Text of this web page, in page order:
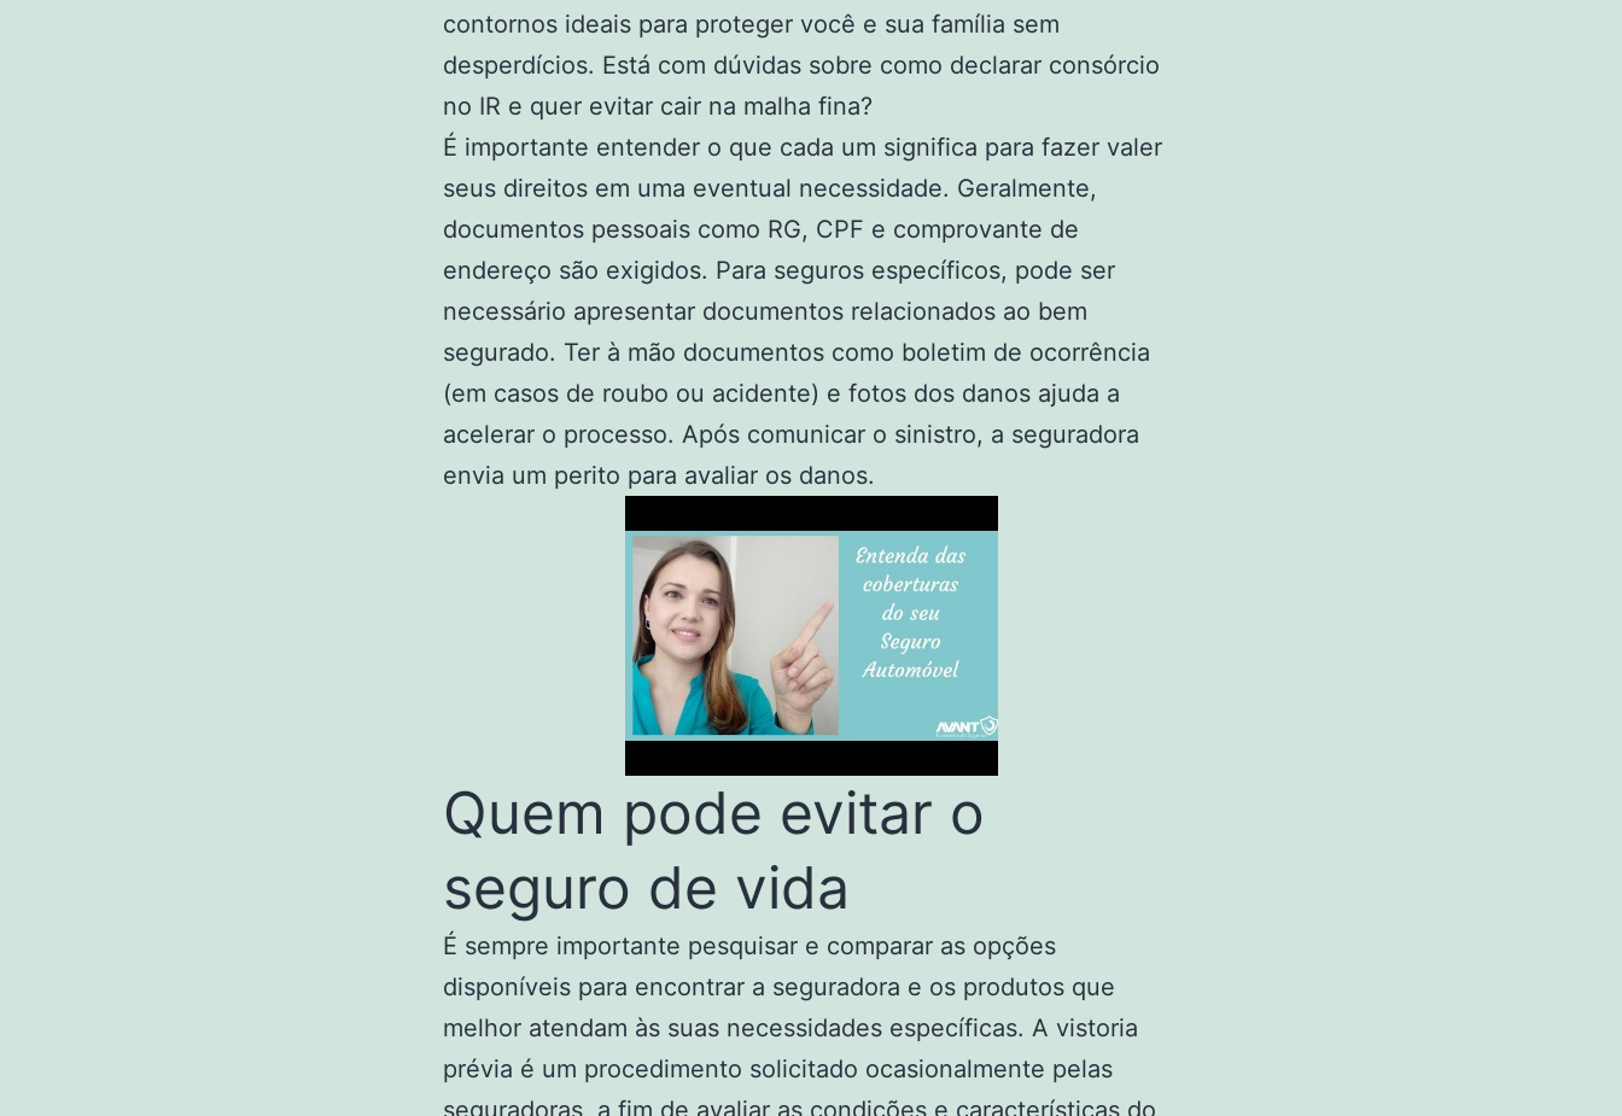
contornos ideais para proteger você e sua família sem
desperdícios. Está com dúvidas sobre como declarar consórcio
no IR e quer evitar cair na malha fina?
É importante entender o que cada um significa para fazer valer
seus direitos em uma eventual necessidade. Geralmente,
documentos pessoais como RG, CPF e comprovante de
endereço são exigidos. Para seguros específicos, pode ser
necessário apresentar documentos relacionados ao bem
segurado. Ter à mão documentos como boletim de ocorrência
(em casos de roubo ou acidente) e fotos dos danos ajuda a
acelerar o processo. Após comunicar o sinistro, a seguradora
envia um perito para avaliar os danos.
Quem pode evitar o
seguro de vida
É sempre importante pesquisar e comparar as opções
disponíveis para encontrar a seguradora e os produtos que
melhor atendam às suas necessidades específicas. A vistoria
prévia é um procedimento solicitado ocasionalmente pelas
seguradoras, a fim de avaliar as condições e características do